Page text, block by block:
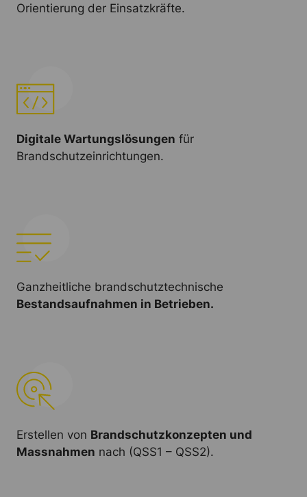
Orientierung der Einsatzkräfte.
Digitale Wartungslösungen für
Brandschutzeinrichtungen.
Ganzheitliche brandschutztechnische
Bestandsaufnahmen in Betrieben.
Erstellen von Brandschutzkonzepten und
Massnahmen nach (QSS1 – QSS2).